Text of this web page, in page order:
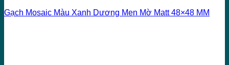
Gạch Mosaic Màu Xanh Dương Men Mờ Matt 48×48 MM